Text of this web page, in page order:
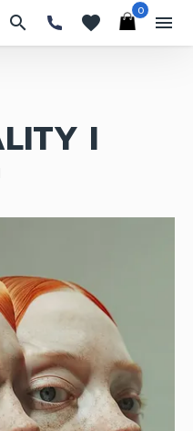
search favorites
0
menu
I